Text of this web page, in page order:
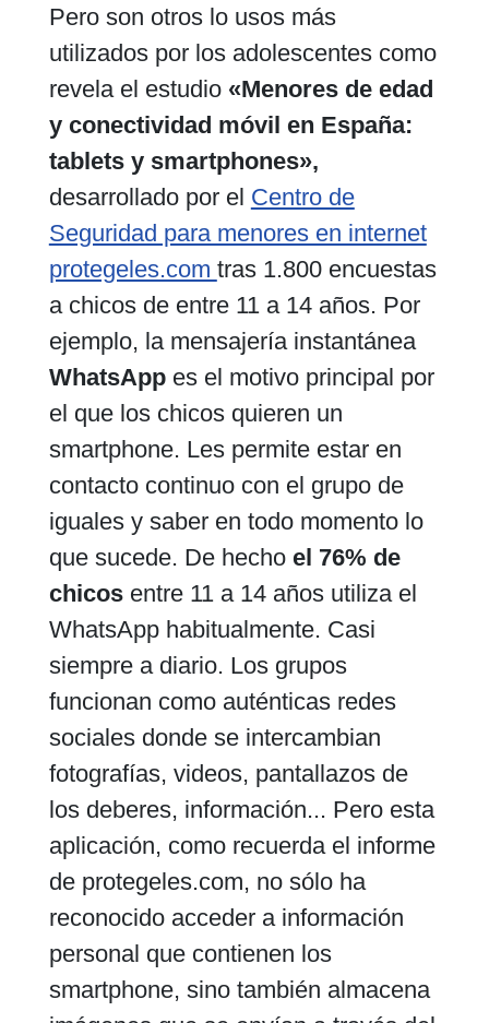
Pero son otros lo usos más
utilizados por los adolescentes como
revela el estudio «Menores de edad
y conectividad móvil en España:
tablets y smartphones»,
desarrollado por el Centro de
Seguridad para menores en internet
protegeles.com tras 1.800 encuestas
a chicos de entre 11 a 14 años. Por
ejemplo, la mensajería instantánea
WhatsApp es el motivo principal por
el que los chicos quieren un
smartphone. Les permite estar en
contacto continuo con el grupo de
iguales y saber en todo momento lo
que sucede. De hecho el 76% de
chicos entre 11 a 14 años utiliza el
WhatsApp habitualmente. Casi
siempre a diario. Los grupos
funcionan como auténticas redes
sociales donde se intercambian
fotografías, videos, pantallazos de
los deberes, información... Pero esta
aplicación, como recuerda el informe
de protegeles.com, no sólo ha
reconocido acceder a información
personal que contienen los
smartphone, sino también almacena